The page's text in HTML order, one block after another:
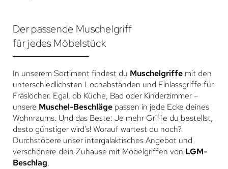
Der passende Muschelgriff
für jedes Möbelstück
In unserem Sortiment findest du Muschelgriffe mit den
unterschiedlichsten Lochabständen und Einlassgriffe für
Fräslöcher. Egal, ob Küche, Bad oder Kinderzimmer –
unsere Muschel-Beschläge passen in jede Ecke deines
Wohnraums. Und das Beste: Je mehr Griffe du bestellst,
desto günstiger wird’s! Worauf wartest du noch?
Durchstöbere unser intergalaktisches Angebot und
verschönere dein Zuhause mit Möbelgriffen von LGM-
Beschlag.